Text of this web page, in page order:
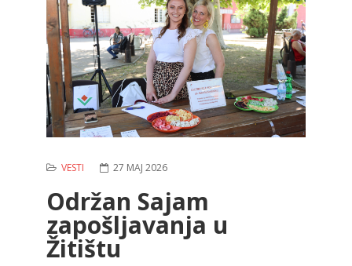
VESTI 27 MAJ 2026
Održan Sajam
zapošljavanja u
Žitištu